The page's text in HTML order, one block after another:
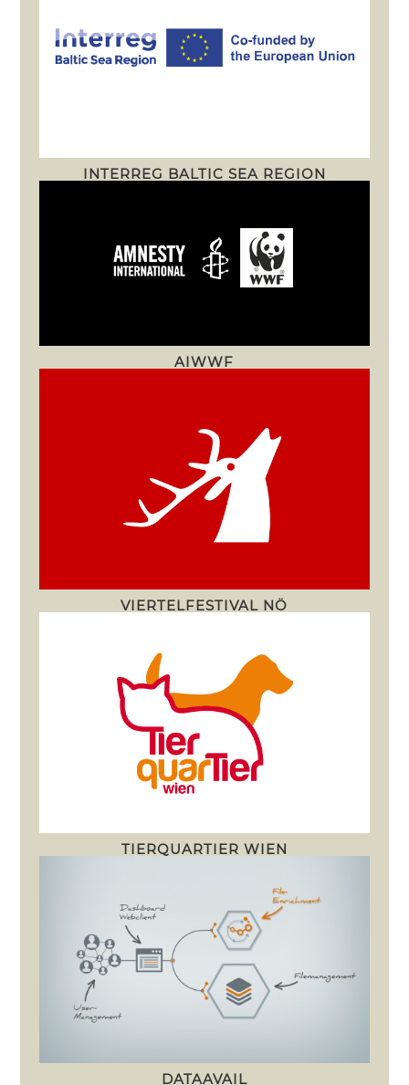
INTERREG BALTIC SEA REGION
AIWWF
VIERTELFESTIVAL NÖ
TIERQUARTIER WIEN
DATAAVAIL